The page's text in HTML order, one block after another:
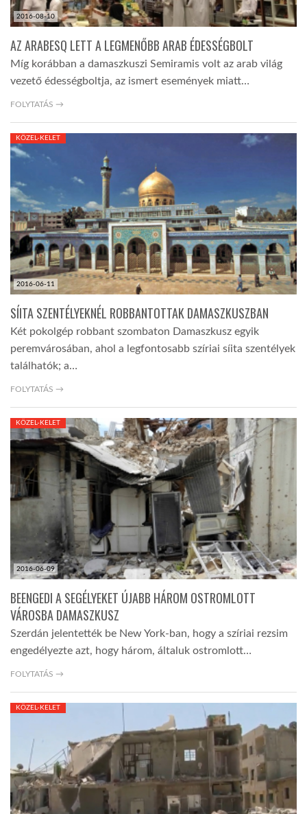
2016-08-10
AZ ARABESQ LETT A LEGMENŐBB ARAB ÉDESSÉGBOLT
Míg korábban a damaszkuszi Semiramis volt az arab világ
vezető édességboltja, az ismert események miatt…
FOLYTATÁS →
2016-06-11
KÖZEL-KELET
SÍITA SZENTÉLYEKNÉL ROBBANTOTTAK DAMASZKUSZBAN
Két pokolgép robbant szombaton Damaszkusz egyik
peremvárosában, ahol a legfontosabb szíriai síita szentélyek
találhatók; a…
FOLYTATÁS →
2016-06-09
KÖZEL-KELET
BEENGEDI A SEGÉLYEKET ÚJABB HÁROM OSTROMLOTT
VÁROSBA DAMASZKUSZ
Szerdán jelentették be New York-ban, hogy a szíriai rezsim
engedélyezte azt, hogy három, általuk ostromlott…
FOLYTATÁS →
KÖZEL-KELET